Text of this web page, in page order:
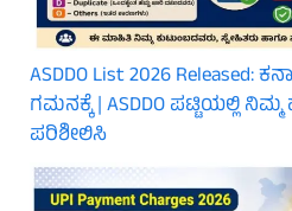
ASDDO List 2026 Released:
ಗಮನಕ್ಕೆ | ASDDO ಪಟ್ಟಿಯಲ್ಲಿ
ಪರಿಶೀಲಿಸಿ